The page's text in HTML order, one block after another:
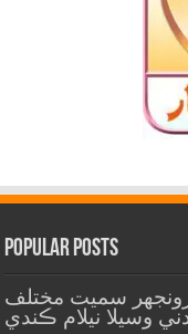
Popular Posts
ڪارونجهر سميت مختلف
وسيلا نيلام ڪندي